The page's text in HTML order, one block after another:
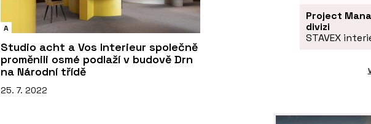
A
Studio acht a Vos Interieur společně
proměnili osmé podlaží v budově Drn
na Národní třídě
25. 7. 2022
Project
divizi
STAVEX